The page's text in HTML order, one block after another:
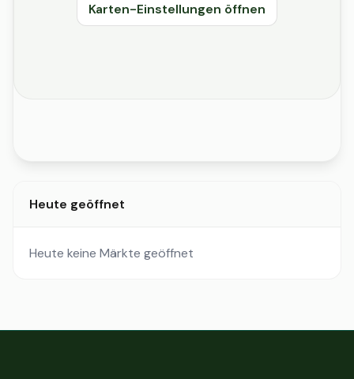
Karten-Einstellungen öffnen
Heute geöffnet
Heute keine Märkte geöffnet